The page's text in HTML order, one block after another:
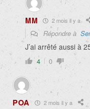
MM 2 mois il y a
Répondre à
J’ai arrêté aussi à
4 0
POA 2 mois il y a